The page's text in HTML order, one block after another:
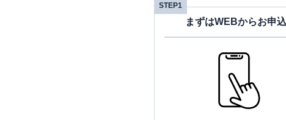
STEP1
まずはWEBからお申込